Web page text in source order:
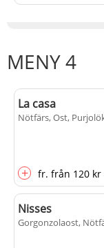
MENY 4
La casa
Nötfärs, Ost,
+ fr. från 120 kr
Nisses
Gorgonzolaost,